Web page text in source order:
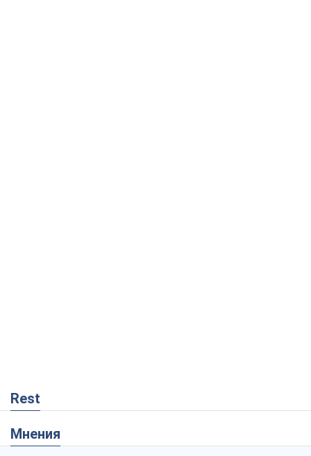
Rest
Мнения